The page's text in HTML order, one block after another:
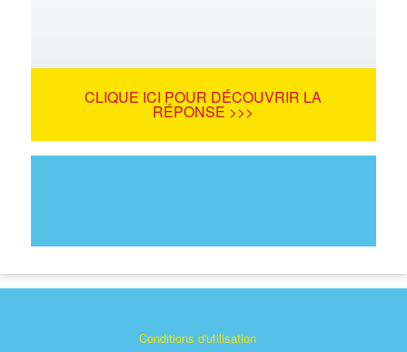
CLIQUE ICI POUR DÉCOUVRIR LA
RÉPONSE >>>
Conditions d'utilisation